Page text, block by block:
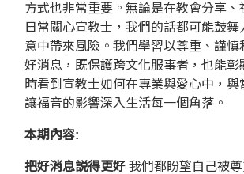
方式也非常重要。無論是在教會分享、
日常關心宣教士，我們的話都可能鼓
意中帶來風險。我們學習以尊重、謹慎
好消息，既保護跨文化服事者，也能彰
時看到宣教士如何在專業與愛心中，與
讓福音的影響深入生活每一個角落。
本期內容:
把好消息説得更好 我們都盼望自己被